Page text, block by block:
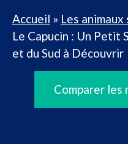
Accueil » Les animaux
Le Capucin : Un Petit
et du Sud à Découvrir
Comparer les